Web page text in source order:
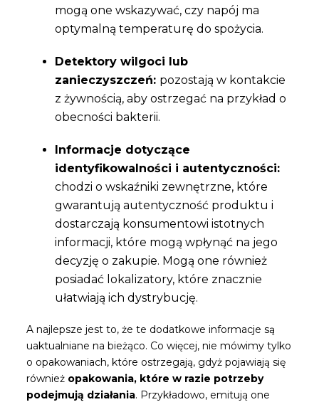
mogą one wskazywać, czy napój ma
optymalną temperaturę do spożycia.
Detektory wilgoci lub
zanieczyszczeń: pozostają w kontakcie
z żywnością, aby ostrzegać na przykład o
obecności bakterii.
Informacje dotyczące
identyfikowalności i autentyczności:
chodzi o wskaźniki zewnętrzne, które
gwarantują autentyczność produktu i
dostarczają konsumentowi istotnych
informacji, które mogą wpłynąć na jego
decyzję o zakupie. Mogą one również
posiadać lokalizatory, które znacznie
ułatwiają ich dystrybucję.
A najlepsze jest to, że te dodatkowe informacje są
uaktualniane na bieżąco. Co więcej, nie mówimy tylko
o opakowaniach, które ostrzegają, gdyż pojawiają się
również opakowania, które w razie potrzeby
podejmują działania. Przykładowo, emitują one